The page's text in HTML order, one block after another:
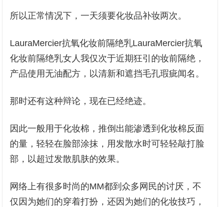
所以正常情况下，一天须要化妆品补妆两次。
LauraMercier抗氧化妆前隔绝乳LauraMercier抗氧
化妆前隔绝乳女人我仅次于近期狂引的妆前隔绝，
产品使用无油配方，以清新和遮挡毛孔瑕疵闻名。
那时还有这种辩论，现在已经绝迹。
因此一般用于化妆棉，推倒出能渗透到化妆棉反面
的量，轻轻在脸部涂抹，用发散水时可轻轻敲打脸
部，以超过发散肌肤的效果。
网络上有很多时尚的MM都到众多网民的讨厌，不
仅因为她们的穿着打扮，还因为她们的化妆技巧，